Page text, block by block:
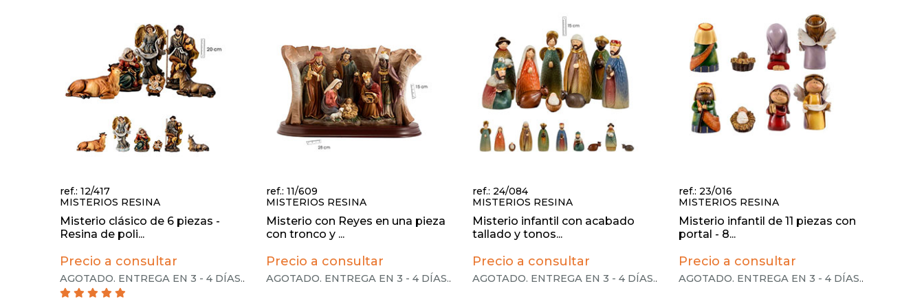
ref.: 12/417
MISTERIOS RESINA
Misterio clásico de 6 piezas -
Resina de poli...
Precio a consultar
AGOTADO. ENTREGA EN 3 - 4 DÍAS..
ref.: 11/609
MISTERIOS RESINA
Misterio con Reyes en una pieza
con tronco y ...
Precio a consultar
AGOTADO. ENTREGA EN 3 - 4 DÍAS..
ref.: 24/084
MISTERIOS RESINA
Misterio infantil con acabado
tallado y tonos...
Precio a consultar
AGOTADO. ENTREGA EN 3 - 4 DÍAS..
ref.: 23/016
MISTERIOS RESINA
Misterio infantil de 11 piezas con
portal - 8...
Precio a consultar
AGOTADO. ENTREGA EN 3 - 4 DÍAS..